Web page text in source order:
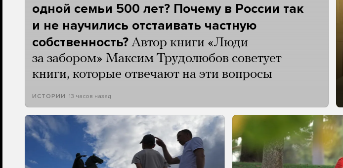
одной семьи 500 лет? Почему в России так
и не научились отстаивать частную
собственность? Автор книги «Люди
за забором» Максим Трудолюбов советует
книги, которые отвечают на эти вопросы
ИСТОРИИ 13 часов назад